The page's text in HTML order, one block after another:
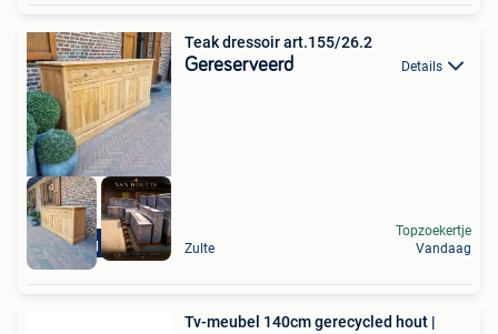
Levering mogelijk
Teak dressoir art.155/26.2
Gereserveerd Details
Zulte
Topzoekertje
Vandaag
Tv-meubel 140cm gerecycled hout |